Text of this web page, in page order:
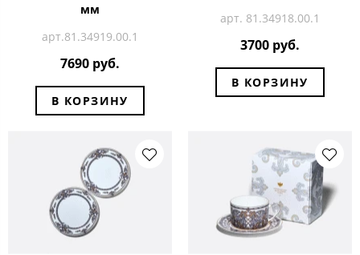
мм
арт.81.34919.00.1
7690 руб.
В КОРЗИНУ
арт. 81.34918.00.1
3700 руб.
В КОРЗИНУ